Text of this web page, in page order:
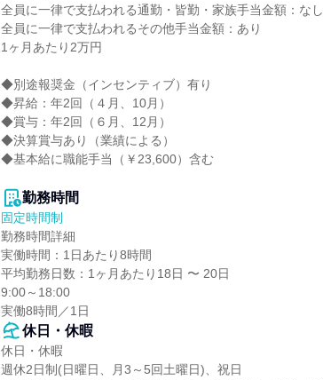
全員に一律で支払われる通勤・皆勤・家族手当金額：なし
全員に一律で支払われるその他手当金額：あり
1ヶ月あたり2万円
◆別途報奨金（インセンティブ）有り
◆昇給：年2回（４月、10月）
◆賞与：年2回（６月、12月）
◆決算賞与あり（業績による）
◆基本給に職能手当（￥23,600）含む
勤務時間
固定時間制
勤務時間詳細
実働時間：1日あたり8時間
平均勤務日数：1ヶ月あたり18日 〜 20日
9:00～18:00
実働8時間／1日
休日・休暇
休日・休暇
週休2日制(日曜日、月3～5回土曜日)、祝日